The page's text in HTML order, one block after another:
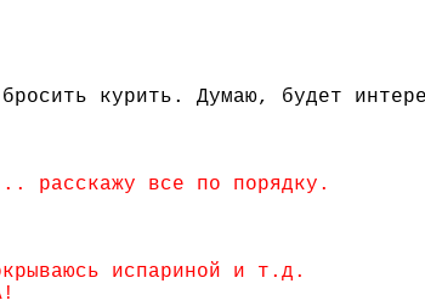
курить. Думаю, будет
расскажу все по порядку.
испариной и т.д.